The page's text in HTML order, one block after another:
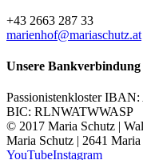
+43 2663 287 33
marienhof@mariaschutz.at
Unsere Bankverbindung
Passionistenkloster
BIC: RLNWATWWASP
© 2017 Maria Schutz |
Maria Schutz | 2641
YouTubeInstagram